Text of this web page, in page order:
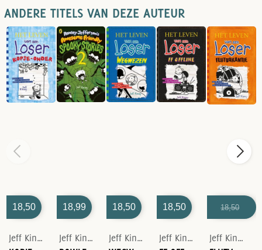
ANDERE TITELS VAN DEZE AUTEUR
18,50
Jeff Kinney
18,99
Jeff Kinney
18,50
Jeff Kinney
18,50
Jeff Kinney
18,50
Jeff Kinney